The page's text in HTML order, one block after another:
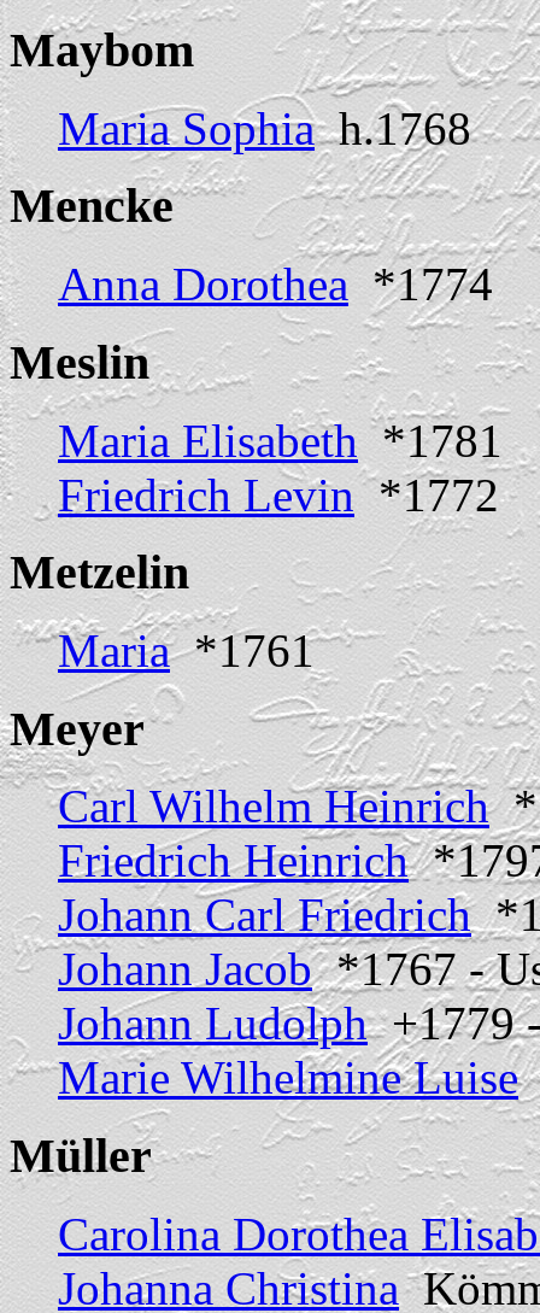
Maybom
Maria Sophiah.1768
Mencke
Anna Dorothea *1774
Meslin
Maria Elisabeth *1781
Friedrich Levin*1772
Metzelin
Maria*1761
Meyer
Carl Wilhelm Heinrich
Friedrich Heinrich
Johann Carl Friedrich
Johann Jacob*1767 -
Johann Ludolph+1779 -
Marie Wilhelmine Luise
Müller
Carolina Dorothea
Johanna Christina